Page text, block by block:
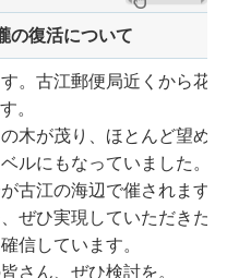
の復活について
。古江郵便局近くから花
。
木が茂り、ほとんど望め
ルにもなっていました。
古江の海辺で催されます
ぜひ実現していただきた
信しています。
さん、ぜひ検討を。